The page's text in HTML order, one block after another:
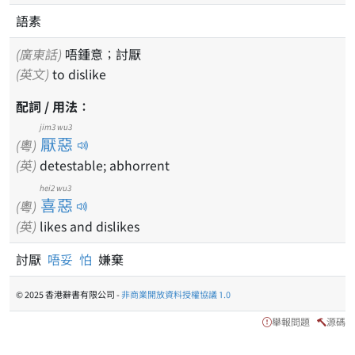
語素
(廣東話) 唔鍾意；討厭
(英文) to dislike
配詞 / 用法：
(粵) 厭惡
jim3 wu3
(英) detestable; abhorrent
(粵) 喜惡
hei2 wu3
(英) likes and dislikes
討厭 唔妥 怕 嫌棄
© 2025 香港辭書有限公司 -非商業開放資料授權協議 1.0
舉報問題 源碼